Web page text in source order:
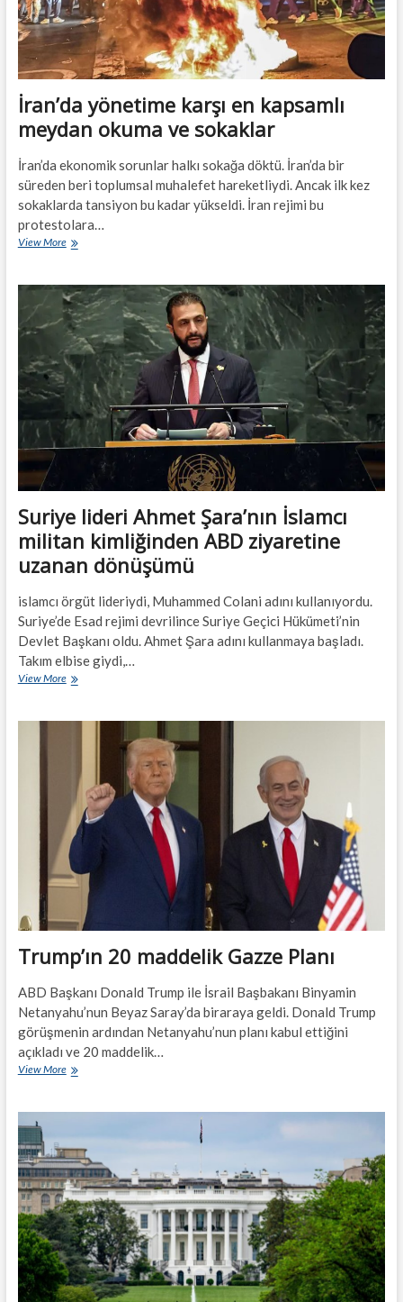
İran’da yönetime karşı en kapsamlı
meydan okuma ve sokaklar
İran’da ekonomik sorunlar halkı sokağa döktü. İran’da bir
süreden beri toplumsal muhalefet hareketliydi. Ancak ilk kez
sokaklarda tansiyon bu kadar yükseldi. İran rejimi bu
protestolara…
View Moreİran’da
en
kapsamlı
meydan
okuma
ve
sokaklar
Suriye lideri Ahmet Şara’nın İslamcı
militan kimliğinden ABD ziyaretine
uzanan dönüşümü
islamcı örgüt lideriydi, Muhammed Colani adını kullanıyordu.
Suriye’de Esad rejimi devrilince Suriye Geçici Hükümeti’nin
Devlet Başkanı oldu. Ahmet Şara adını kullanmaya başladı.
Takım elbise giydi,…
View MoreSuriye
kimliğinden
ABD
ziyaretine
uzanan
dönüşümü
Trump’ın 20 maddelik Gazze Planı
ABD Başkanı Donald Trump ile İsrail Başbakanı Binyamin
Netanyahu’nun Beyaz Saray’da biraraya geldi. Donald Trump
görüşmenin ardından Netanyahu’nun planı kabul ettiğini
açıkladı ve 20 maddelik…
View MoreTrump’ın